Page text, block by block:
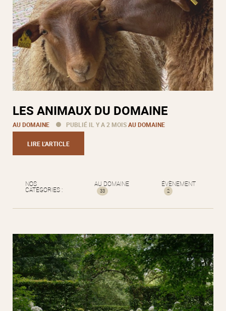
LES ANIMAUX DU DOMAINE
AU DOMAINE PUBLIÉ IL Y A 2 MOISAU DOMAINE
LIRE L'ARTICLE
NOS
CATÉGORIES :
AU DOMAINE
33
ÉVÈNEMENT
2